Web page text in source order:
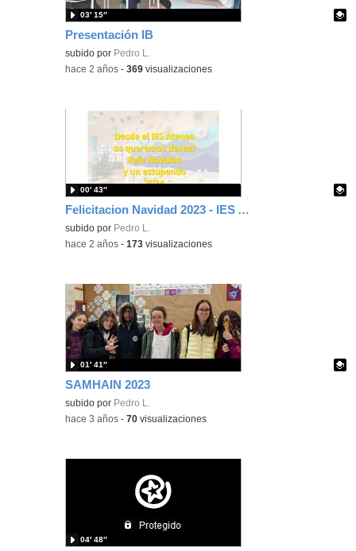
Presentación IB
Contenido educativo.
subido por Pedro L.
03′ 15″
-hace 2 años -369 visualizaciones
Felicitacion Navidad 2023 - IES ATENEA
Contenido educativo.
subido por Pedro L.
00′ 43″
-hace 2 años -173 visualizaciones
SAMHAIN 2023
Contenido educativo.
subido por Pedro L.
01′ 41″
-hace 3 años -70 visualizaciones
04′ 48″